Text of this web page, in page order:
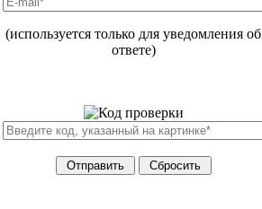
(используется только для уведомления об
ответе)